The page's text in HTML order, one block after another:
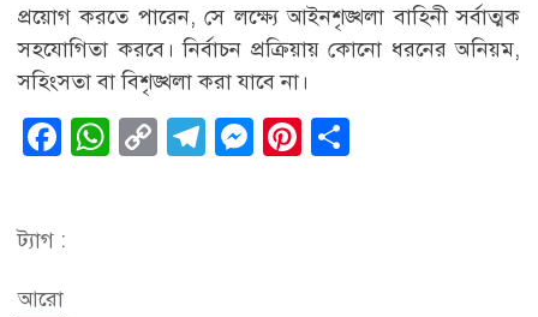
প্রয়োগ করতে পারেন, সে লক্ষ্যে আইনশৃঙ্খলা বাহিনী সর্বাত্মক
সহযোগিতা করবে। নির্বাচন প্রক্রিয়ায় কোনো ধরনের অনিয়ম,
সহিংসতা বা বিশৃঙ্খলা করা যাবে না।
Facebook
WhatsApp
CopyTelegram
Messenger
Pinterest
ট্যাগ :
আরো